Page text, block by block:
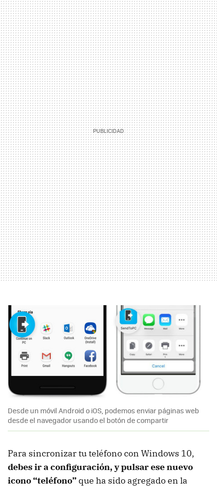
Desde un móvil Android o iOS, podemos enviar páginas web
desde el navegador usando el botón de compartir
Para sincronizar tu teléfono con Windows 10,
debes ir a configuración, y pulsar ese nuevo
icono “teléfono” que ha sido agregado en la